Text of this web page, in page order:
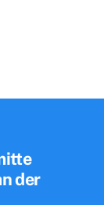
der